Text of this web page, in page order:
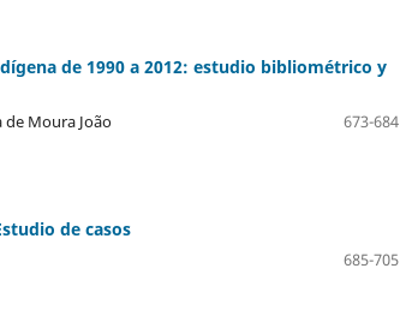
de 1990 a 2012: estudio bibliométrico y
de Moura João
673-684
de casos
685-705